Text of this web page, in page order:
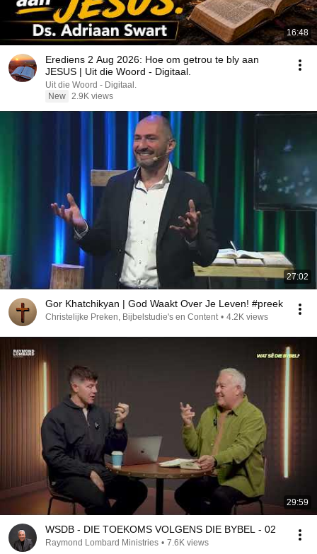
16:48
Erediens 2 Aug 2026: Hoe om getrou te bly aan
JESUS | Uit die Woord - Digitaal.
Uit die Woord - Digitaal.
New 2.9K views
27:02
Gor Khatchikyan | God Waakt Over Je Leven! #preek
Christelijke Preken, Bijbelstudie's en Content • 4.2K views
29:59
WSDB - DIE TOEKOMS VOLGENS DIE BYBEL - 02
Raymond Lombard Ministries • 7.6K views